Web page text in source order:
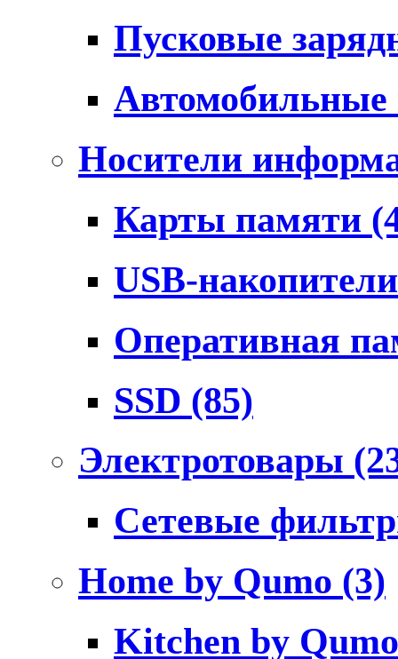
Пусковые
Носители
Карты памяти
USB-
Оперативная
SSD (85)
Электротовары
Сетевые
Home by Qumo (3)
Kitchen by